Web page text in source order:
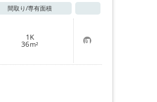
間取り/専有面積
1K
36m² お
気
に
入